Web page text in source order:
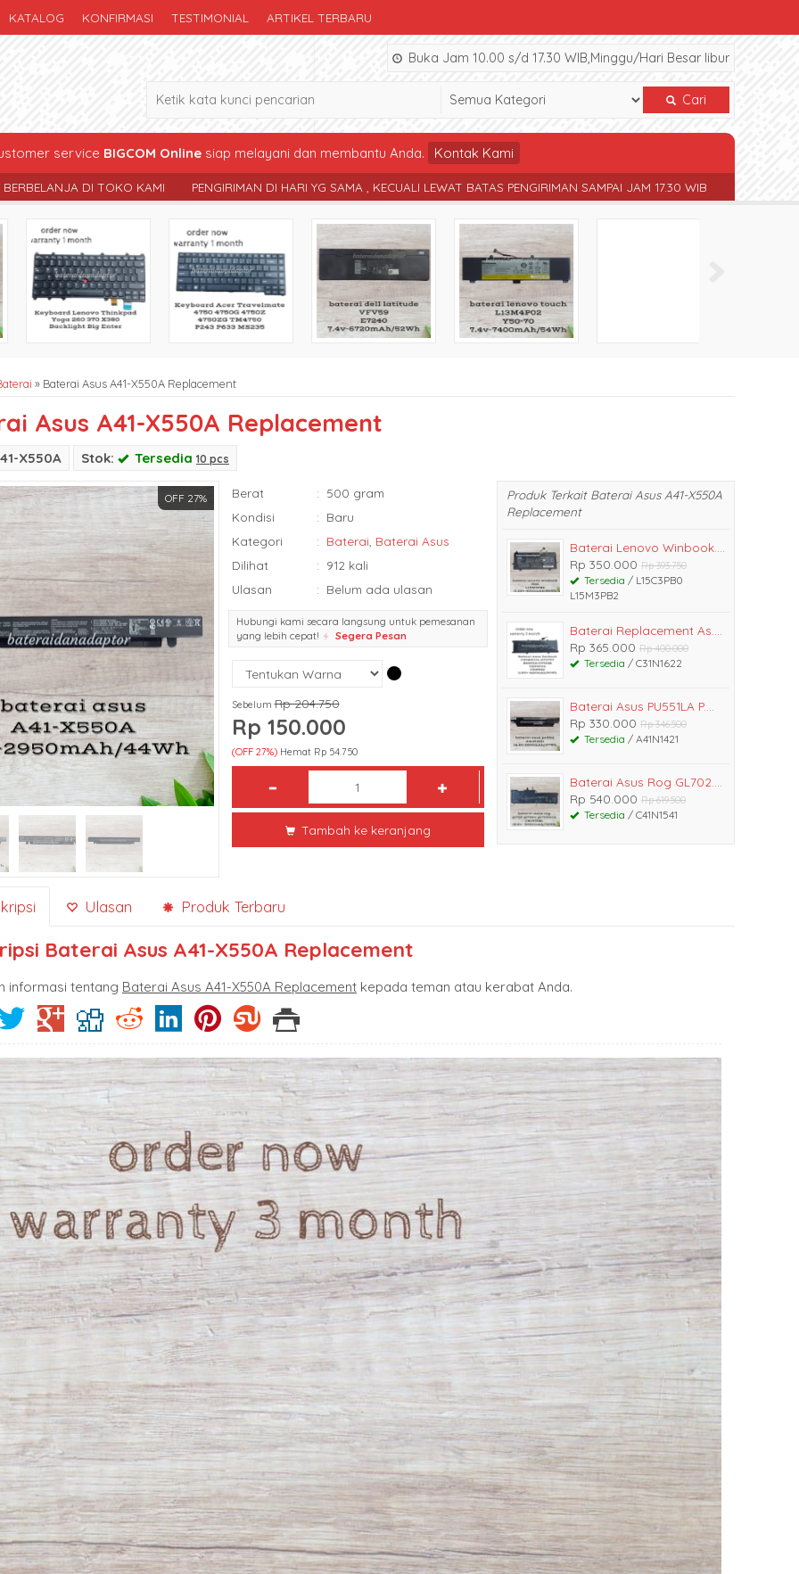
KATALOG KONFIRMASI TESTIMONIAL ARTIKEL TERBARU
Buka Jam 10.00 s/d 17.30 WIB,Minggu/Hari Besar libur
Cari
service BIGCOM Onlinesiap melayani dan membantu Anda. Kontak Kami
PENGIRIMAN DI HARI YG SAMA , KECUALI LEWAT BATAS PENGIRIMAN SAMPAI JAM 17.30 WIB TERSEDIA SPAREPART NOTEBOOK
» Baterai Asus A41-X550A Replacement
Asus A41-X550A Replacement
X550A Stok: Tersedia 10 pcs
OFF 27% Berat : 500 gram
Kondisi
: Baru
Kategori
: Baterai Baterai Asus
Dilihat
: 912 kali
Ulasan
: Belum ada ulasan
Hubungi kami secara langsung untuk pemesanan
yang lebih cepat!
Segera Pesan
SebelumRp 204.750
Rp 150.000
(OFF 27%)Hemat Rp 54.750
Tambah ke keranjang
Produk Terkait Baterai Asus A41-X550A
Replacement
Baterai Lenovo Winbook....
Rp 350.000 Rp 393.750
Tersedia / L15C3PB0
L15M3PB2
Baterai Replacement As....
Rp 365.000 Rp 400.000
Tersedia / C31N1622
Baterai Asus PU551LA P....
Rp 330.000 Rp 346.500
Tersedia / A41N1421
Baterai Asus Rog GL702....
Rp 540.000 Rp 619.500
Tersedia / C41N1541
Ulasan Produk Terbaru
Baterai Asus A41-X550A Replacement
informasi tentang Baterai Asus A41-X550A Replacement kepada teman atau kerabat Anda.